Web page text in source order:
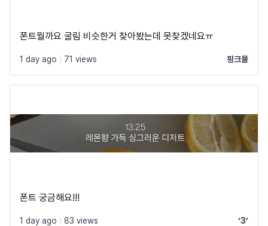
폰트뭘까요 굴림 비슷한거 찾아봤는데 못찾겠네요ㅠ
1 day ago 71 views 핑크뮬
폰트 궁금해요!!!
1 day ago 83 views ‘3’